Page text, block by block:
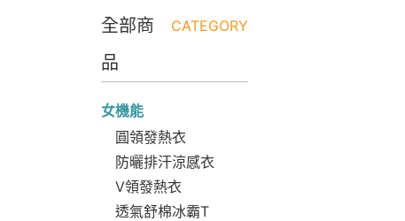
全部商
品
CATEGORY
女機能
圓領發熱衣
防曬排汗涼感衣
V領發熱衣
透氣舒棉冰霸T